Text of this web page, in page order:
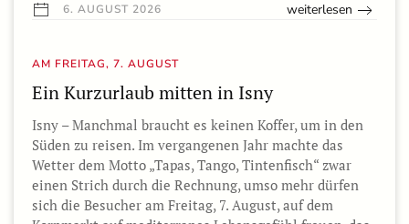
6. AUGUST 2026 weiterlesen
AM FREITAG, 7. AUGUST
Ein Kurzurlaub mitten in Isny
Isny – Manchmal braucht es keinen Koffer, um in den
Süden zu reisen. Im vergangenen Jahr machte das
Wetter dem Motto „Tapas, Tango, Tintenfisch“ zwar
einen Strich durch die Rechnung, umso mehr dürfen
sich die Besucher am Freitag, 7. August, auf dem